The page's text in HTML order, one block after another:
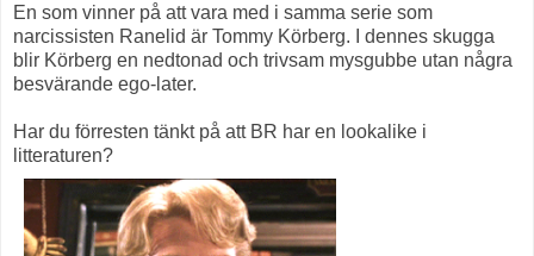
En som vinner på att vara med i samma serie som
narcissisten Ranelid är Tommy Körberg. I dennes skugga
blir Körberg en nedtonad och trivsam mysgubbe utan några
besvärande ego-later.
Har du förresten tänkt på att BR har en lookalike i
litteraturen?